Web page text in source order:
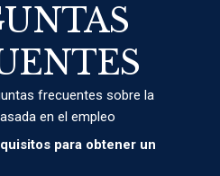
frecuentes sobre la
en el empleo
para obtener un